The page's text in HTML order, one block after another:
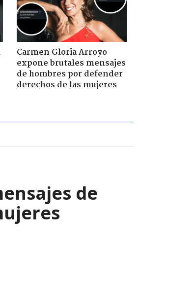
Carmen Gloria Arroyo
expone brutales mensajes
de hombres por defender
derechos de las mujeres
de